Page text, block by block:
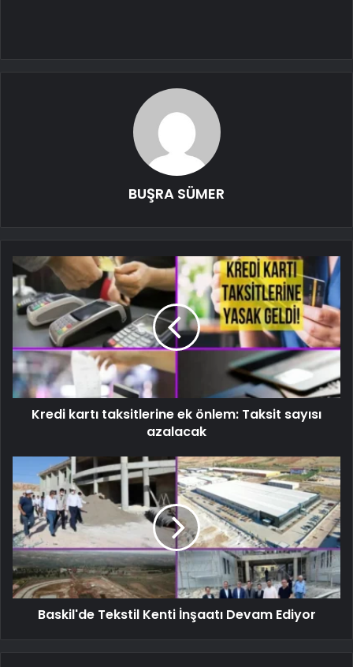
BUŞRA SÜMER
Kredi kartı taksitlerine ek önlem: Taksit sayısı
azalacak
Baskil'de Tekstil Kenti İnşaatı Devam Ediyor